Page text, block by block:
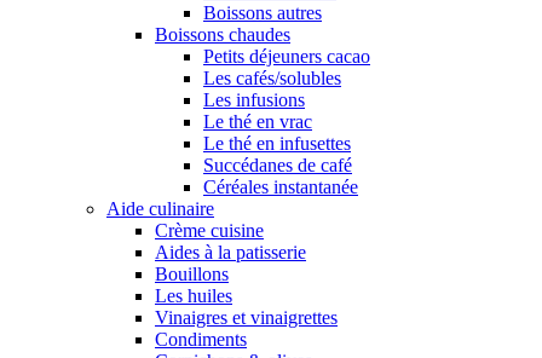
Boissons autres
Boissons chaudes
Petits déjeuners cacao
Les cafés/solubles
Les infusions
Le thé en vrac
Le thé en infusettes
Succédanes de café
Céréales instantanée
Aide culinaire
Crème cuisine
Aides à la patisserie
Bouillons
Les huiles
Vinaigres et vinaigrettes
Condiments